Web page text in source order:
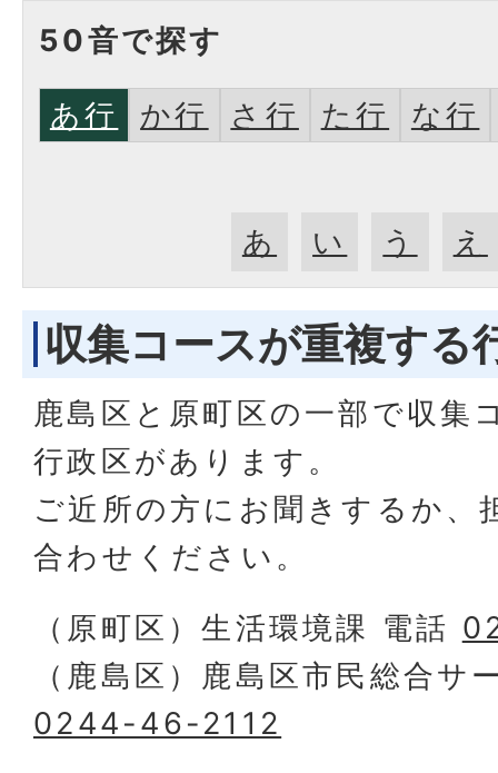
50音で探す
あ行 か行 さ行 た行 な行
あ い う え
収集コースが重複する
鹿島区と原町区の一部で収集
行政区があります。
ご近所の方にお聞きするか、
合わせください。
（原町区）生活環境課 電話
（鹿島区）鹿島区市民総合サ
0244-46-2112